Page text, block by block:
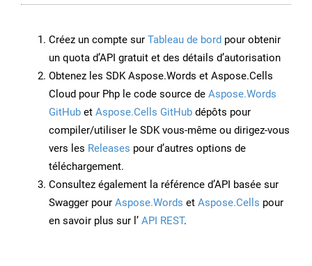
Créez un compte sur Tableau de bord pour obtenir
un quota d’API gratuit et des détails d’autorisation
Obtenez les SDK Aspose.Words et Aspose.Cells
Cloud pour Php le code source de Aspose.Words
GitHub et Aspose.Cells GitHub dépôts pour
compiler/utiliser le SDK vous-même ou dirigez-vous
vers les Releases pour d’autres options de
téléchargement.
Consultez également la référence d’API basée sur
Swagger pour Aspose.Words et Aspose.Cells pour
en savoir plus sur l’ API REST.